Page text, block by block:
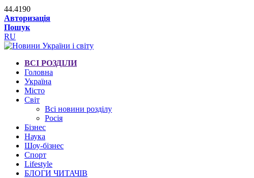
44.4190
Авторизація
Пошук
RU
ВСІ РОЗДІЛИ
Головна
Україна
Місто
Світ
Всі новини розділу
Росія
Бізнес
Наука
Шоу-бізнес
Спорт
Lifestyle
БЛОГИ ЧИТАЧІВ